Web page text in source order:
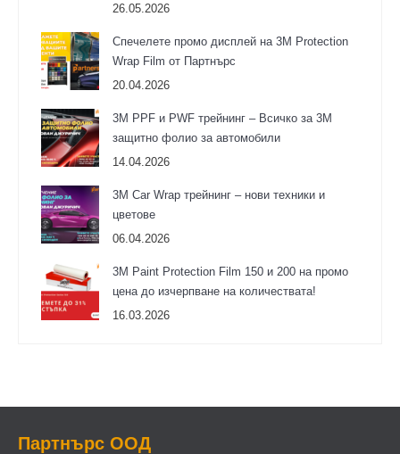
26.05.2026
Спечелете промо дисплей на 3M Protection
Wrap Film от Партнърс
20.04.2026
3M PPF и PWF трейнинг – Всичко за 3М
защитно фолио за автомобили
14.04.2026
3M Car Wrap трейнинг – нови техники и
цветове
06.04.2026
3М Paint Protection Film 150 и 200 на промо
цена до изчерпване на количествата!
16.03.2026
Партнърс ООД